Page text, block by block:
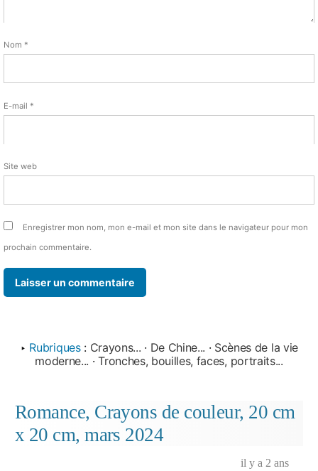
Nom *
E-mail *
Site web
Enregistrer mon nom, mon e-mail et mon site dans le navigateur pour mon
prochain commentaire.
‣ Rubriques : Crayons... · De Chine... · Scènes de la vie
moderne... ·Tronches, bouilles, faces, portraits...
Romance, Crayons de couleur, 20 cm
x 20 cm, mars 2024
il y a 2 ans